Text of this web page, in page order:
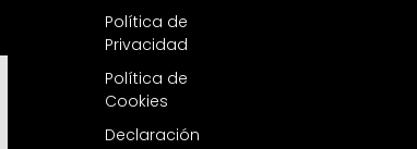
Política de
Privacidad
Política de
Cookies
Declaración